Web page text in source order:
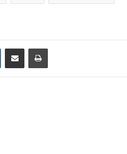
VKontakteShare via Email Print